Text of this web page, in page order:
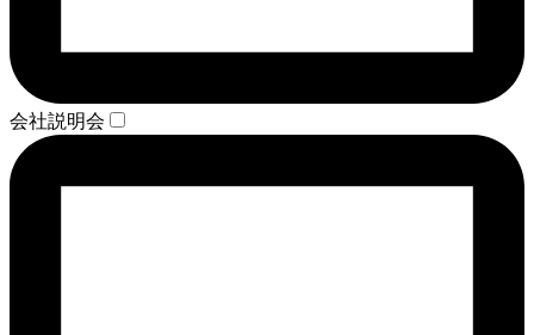
会社説明会